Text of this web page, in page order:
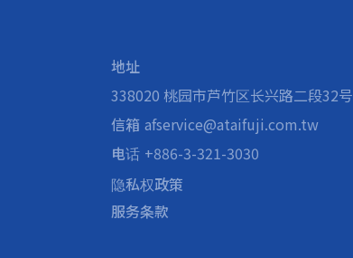
地址
338020 桃园市芦竹区长兴路二段32号
信箱 afservice@ataifuji.com.tw
电话 +886-3-321-3030
隐私权政策
服务条款